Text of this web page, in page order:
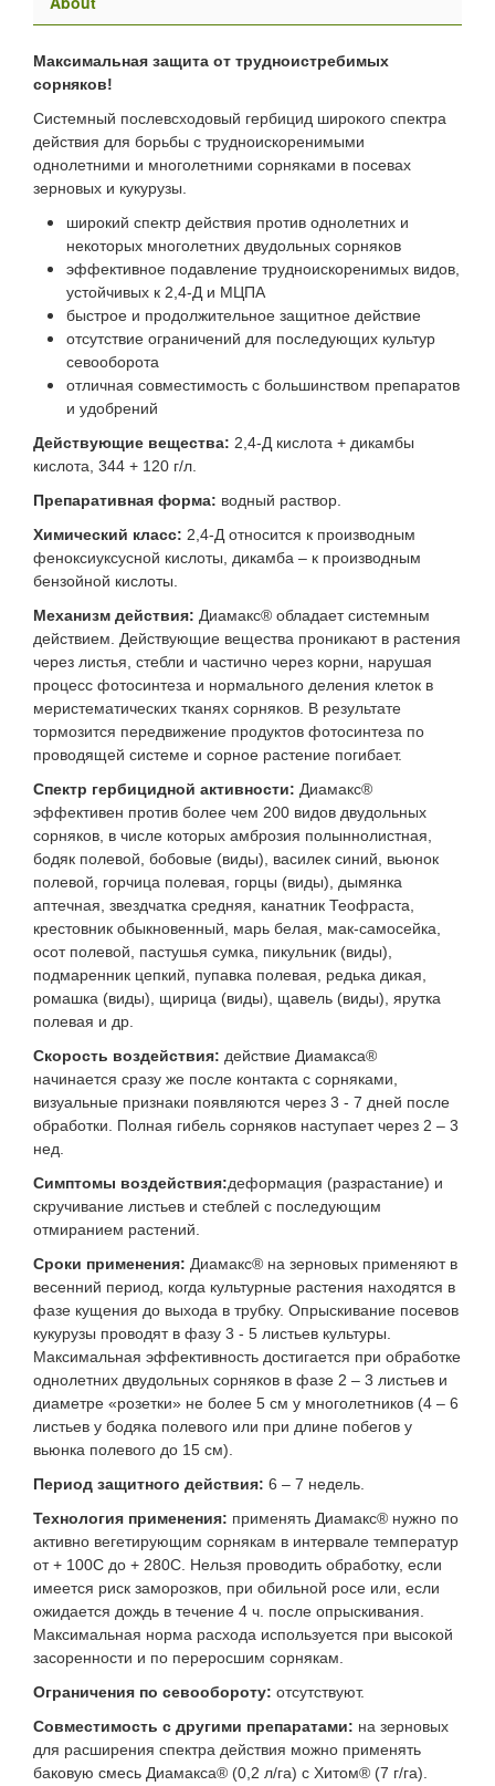
Максимальная защита от трудноистребимых
сорняков!
Системный послевсходовый гербицид широкого спектра
действия для борьбы с трудноискоренимыми
однолетними и многолетними сорняками в посевах
зерновых и кукурузы.
широкий спектр действия против однолетних и
некоторых многолетних двудольных сорняков
эффективное подавление трудноискоренимых видов,
устойчивых к 2,4-Д и МЦПА
быстрое и продолжительное защитное действие
отсутствие ограничений для последующих культур
севооборота
отличная совместимость с большинством препаратов
и удобрений
Действующие вещества: 2,4-Д кислота + дикамбы
кислота, 344 + 120 г/л.
Препаративная форма: водный раствор.
Химический класс: 2,4-Д относится к производным
феноксиуксусной кислоты, дикамба – к производным
бензойной кислоты.
Механизм действия: Диамакс® обладает системным
действием. Действующие вещества проникают в растения
через листья, стебли и частично через корни, нарушая
процесс фотосинтеза и нормального деления клеток в
меристематических тканях сорняков. В результате
тормозится передвижение продуктов фотосинтеза по
проводящей системе и сорное растение погибает.
Спектр гербицидной активности: Диамакс®
эффективен против более чем 200 видов двудольных
сорняков, в числе которых амброзия полыннолистная,
бодяк полевой, бобовые (виды), василек синий, вьюнок
полевой, горчица полевая, горцы (виды), дымянка
аптечная, звездчатка средняя, канатник Теофраста,
крестовник обыкновенный, марь белая, мак-самосейка,
осот полевой, пастушья сумка, пикульник (виды),
подмаренник цепкий, пупавка полевая, редька дикая,
ромашка (виды), щирица (виды), щавель (виды), ярутка
полевая и др.
Скорость воздействия: действие Диамакса®
начинается сразу же после контакта с сорняками,
визуальные признаки появляются через 3 - 7 дней после
обработки. Полная гибель сорняков наступает через 2 – 3
нед.
Симптомы воздействия:деформация (разрастание) и
скручивание листьев и стеблей с последующим
отмиранием растений.
Сроки применения: Диамакс® на зерновых применяют в
весенний период, когда культурные растения находятся в
фазе кущения до выхода в трубку. Опрыскивание посевов
кукурузы проводят в фазу 3 - 5 листьев культуры.
Максимальная эффективность достигается при обработке
однолетних двудольных сорняков в фазе 2 – 3 листьев и
диаметре «розетки» не более 5 см у многолетников (4 – 6
листьев у бодяка полевого или при длине побегов у
вьюнка полевого до 15 см).
Период защитного действия: 6 – 7 недель.
Технология применения: применять Диамакс® нужно по
активно вегетирующим сорнякам в интервале температур
от + 100С до + 280С. Нельзя проводить обработку, если
имеется риск заморозков, при обильной росе или, если
ожидается дождь в течение 4 ч. после опрыскивания.
Максимальная норма расхода используется при высокой
засоренности и по переросшим сорнякам.
Ограничения по севообороту: отсутствуют.
Совместимость с другими препаратами: на зерновых
для расширения спектра действия можно применять
баковую смесь Диамакса® (0,2 л/га) с Хитом® (7 г/га).